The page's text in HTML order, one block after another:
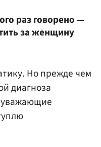
раз говорено —
за женщину
Но прежде чем
диагноза
уважающие